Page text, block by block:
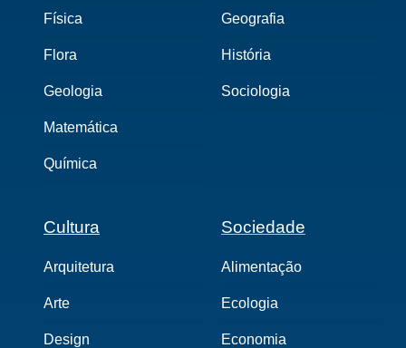
Física
Flora
Geologia
Matemática
Química
Geografia
História
Sociologia
Cultura
Arquitetura
Arte
Design
Sociedade
Alimentação
Ecologia
Economia